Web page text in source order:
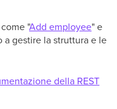
"Add employee" e
a gestire la struttura e le
della REST